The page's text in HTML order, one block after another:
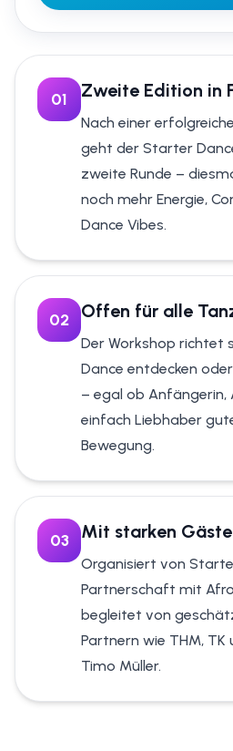
01 Zweite Edition in
Nach einer
geht der Starter
zweite Runde –
noch mehr Energie,
Dance Vibes.
02 Offen für alle
Der Workshop richtet
Dance entdecken
– egal ob
einfach Liebhaber
Bewegung.
03 Mit starken
Organisiert von
Partnerschaft mit
begleitet von
Partnern wie THM, TK
Timo Müller.